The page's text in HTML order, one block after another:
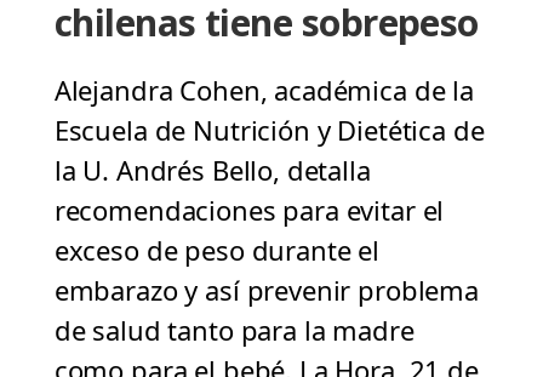
chilenas tiene sobrepeso
Alejandra Cohen, académica de la
Escuela de Nutrición y Dietética de
la U. Andrés Bello, detalla
recomendaciones para evitar el
exceso de peso durante el
embarazo y así prevenir problema
de salud tanto para la madre